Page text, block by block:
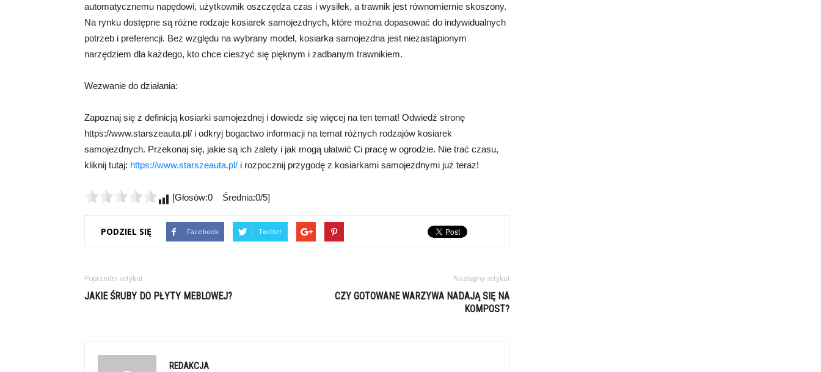
automatycznemu napędowi, użytkownik oszczędza czas i wysiłek, a trawnik jest równomiernie skoszony.
Na rynku dostępne są różne rodzaje kosiarek samojezdnych, które można dopasować do indywidualnych
potrzeb i preferencji. Bez względu na wybrany model, kosiarka samojezdna jest niezastąpionym
narzędziem dla każdego, kto chce cieszyć się pięknym i zadbanym trawnikiem.
Wezwanie do działania:
Zapoznaj się z definicją kosiarki samojezdnej i dowiedz się więcej na ten temat! Odwiedź stronę
https://www.starszeauta.pl/ i odkryj bogactwo informacji na temat różnych rodzajów kosiarek
samojezdnych. Przekonaj się, jakie są ich zalety i jak mogą ułatwić Ci pracę w ogrodzie. Nie trać czasu,
kliknij tutaj: https://www.starszeauta.pl/ i rozpocznij przygodę z kosiarkami samojezdnymi już teraz!
[Głosów:0 Średnia:0/5]
PODZIEL SIĘ Facebook Twitter
Poprzedni artykuł
JAKIE ŚRUBY DO PŁYTY MEBLOWEJ?
Następny artykuł
CZY GOTOWANE WARZYWA NADAJĄ SIĘ NA
KOMPOST?
REDAKCJA